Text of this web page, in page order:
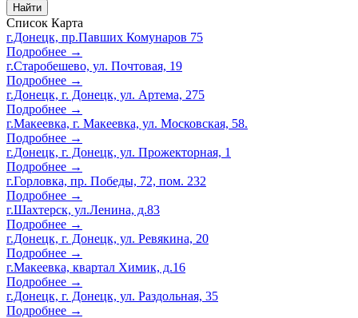
Найти
Список Карта
г.Донецк, пр.Павших Комунаров 75
Подробнее →
г.Старобешево, ул. Почтовая, 19
Подробнее →
г.Донецк, г. Донецк, ул. Артема, 275
Подробнее →
г.Макеевка, г. Макеевка, ул. Московская, 58.
Подробнее →
г.Донецк, г. Донецк, ул. Прожекторная, 1
Подробнее →
г.Горловка, пр. Победы, 72, пом. 232
Подробнее →
г.Шахтерск, ул.Ленина, д.83
Подробнее →
г.Донецк, г. Донецк, ул. Ревякина, 20
Подробнее →
г.Макеевка, квартал Химик, д.16
Подробнее →
г.Донецк, г. Донецк, ул. Раздольная, 35
Подробнее →